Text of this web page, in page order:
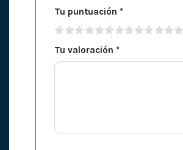
Tu puntuación *
Tu valoración *